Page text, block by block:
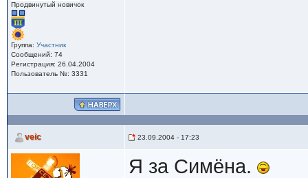
Продвинутый новичок
Группа: Участник
Сообщений: 74
Регистрация: 26.04.2004
Пользователь №: 3331
veic 23.09.2004 - 17:23
Я за Симёна.